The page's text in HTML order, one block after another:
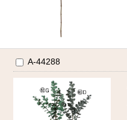
A-44288